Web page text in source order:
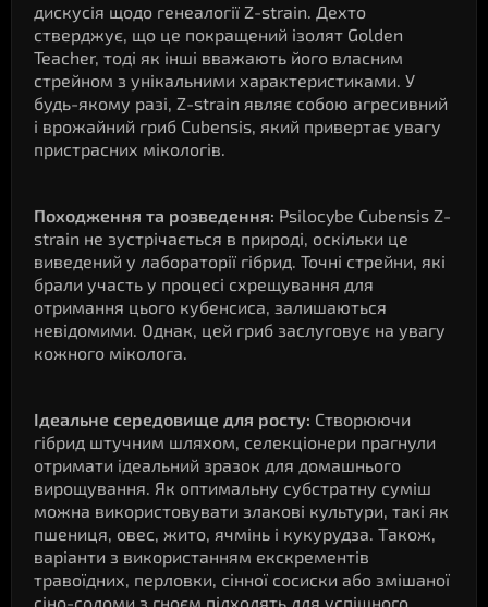
дискусія щодо генеалогії Z-strain. Дехто
стверджує, що це покращений ізолят Golden
Teacher, тоді як інші вважають його власним
стрейном з унікальними характеристиками. У
будь-якому разі, Z-strain являє собою агресивний
і врожайний гриб Cubensis, який привертає увагу
пристрасних мікологів.
Походження та розведення: Psilocybe Cubensis Z-
strain не зустрічається в природі, оскільки це
виведений у лабораторії гібрид. Точні стрейни, які
брали участь у процесі схрещування для
отримання цього кубенсиса, залишаються
невідомими. Однак, цей гриб заслуговує на увагу
кожного міколога.
Ідеальне середовище для росту: Створюючи
гібрид штучним шляхом, селекціонери прагнули
отримати ідеальний зразок для домашнього
вирощування. Як оптимальну субстратну суміш
можна використовувати злакові культури, такі як
пшениця, овес, жито, ячмінь і кукурудза. Також,
варіанти з використанням екскрементів
травоїдних, перловки, сінної сосиски або змішаної
сіно-соломи з гноєм підходять для успішного